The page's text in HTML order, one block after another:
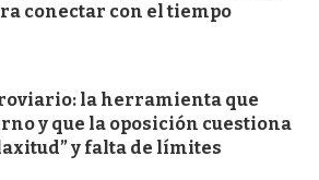
conectar con el tiempo
la herramienta que
y que la oposición cuestiona
y falta de límites